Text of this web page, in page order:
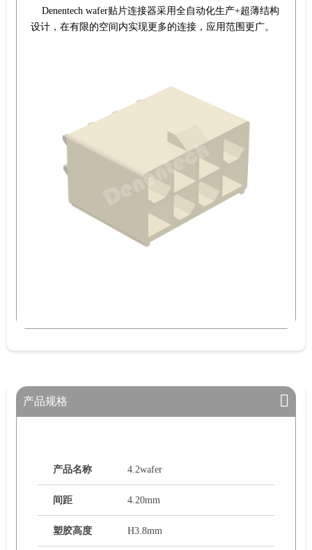
Denentech wafer贴片连接器采用全自动化生产+超薄结构
设计，在有限的空间内实现更多的连接，应用范围更广。
产品规格
产品名称 4.2wafer
间距 4.20mm
塑胶高度 H3.8mm